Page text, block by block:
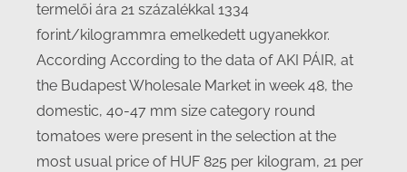
termelői ára 21 százalékkal 1334
forint/kilogrammra emelkedett ugyanekkor.
According According to the data of AKI PÁIR, at
the Budapest Wholesale Market in week 48, the
domestic, 40-47 mm size category round
tomatoes were present in the selection at the
most usual price of HUF 825 per kilogram, 21 per